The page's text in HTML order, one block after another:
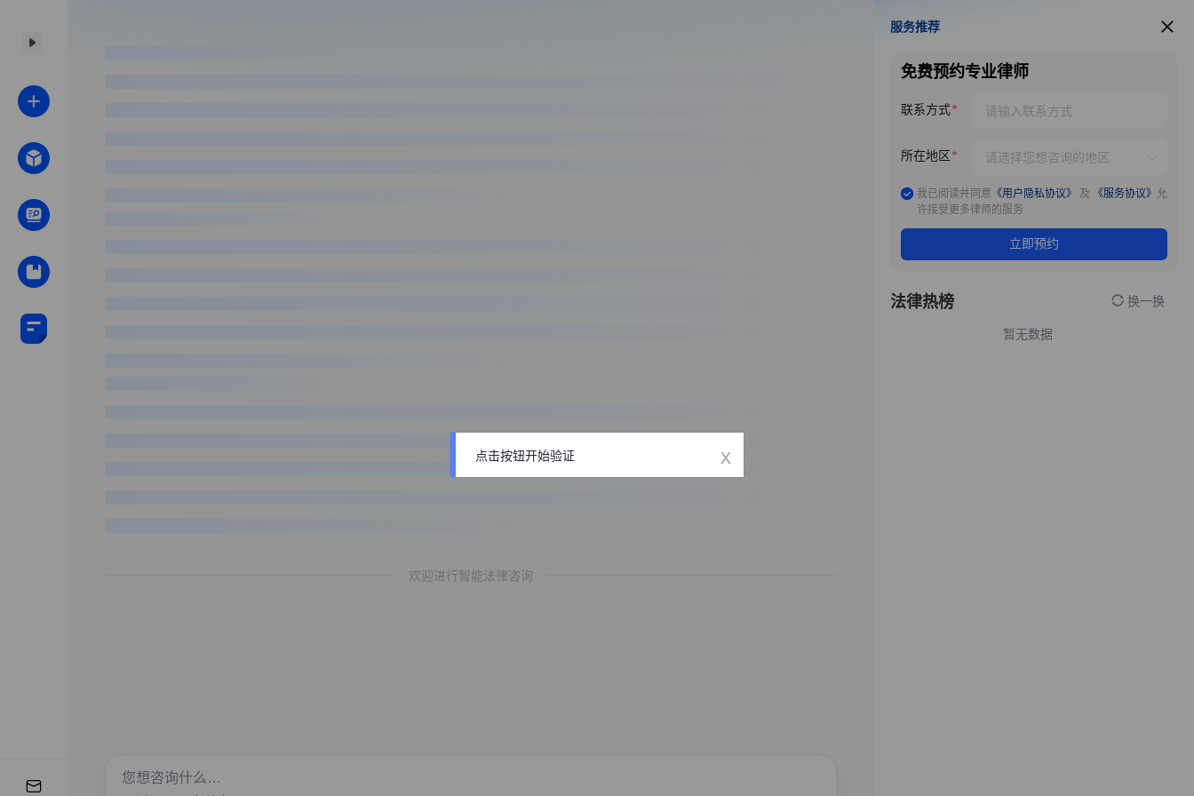
欢迎进行智能法律咨询
服务推荐
服务推荐
免费预约专业律师
联系方式
所在地区
我已阅读并同意 《用户隐私协议》 及 《服务协议》 允
许接受更多律师的服务
立即预约
法律热榜 换一换
暂无数据
点击按钮开始验证 x